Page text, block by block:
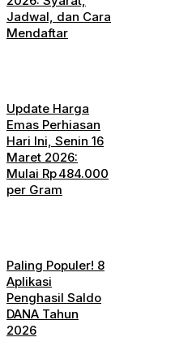
Jadwal, dan Cara
Mendaftar
Update Harga
Emas Perhiasan
Hari Ini, Senin 16
Maret 2026:
Mulai Rp 484.000
per Gram
Paling Populer! 8
Aplikasi
Penghasil Saldo
DANA Tahun
2026